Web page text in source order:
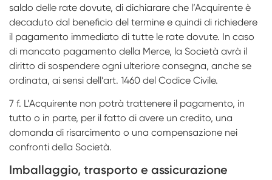
saldo delle rate dovute, di dichiarare che l’Acquirente è
decaduto dal beneficio del termine e quindi di richiedere
il pagamento immediato di tutte le rate dovute. In caso
di mancato pagamento della Merce, la Società avrà il
diritto di sospendere ogni ulteriore consegna, anche se
ordinata, ai sensi dell’art. 1460 del Codice Civile.
7 f. L’Acquirente non potrà trattenere il pagamento, in
tutto o in parte, per il fatto di avere un credito, una
domanda di risarcimento o una compensazione nei
confronti della Società.
Imballaggio, trasporto e assicurazione